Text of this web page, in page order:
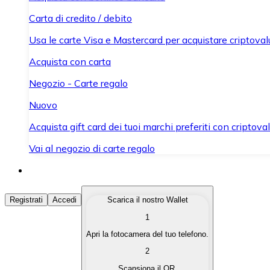
Carta di credito / debito
Usa le carte Visa e Mastercard per acquistare
Acquista con carta
Negozio - Carte regalo
Nuovo
Acquista gift card dei tuoi marchi preferiti con
Vai al negozio di carte regalo
Acquista Criptovalute
Acquista le criptovalute che ti interessano in modo
Converti le tue criptovalute in valuta fiat quando ne hai
Registrati Accedi
Scarica il nostro Wallet
1
Apri la fotocamera del tuo telefono.
2